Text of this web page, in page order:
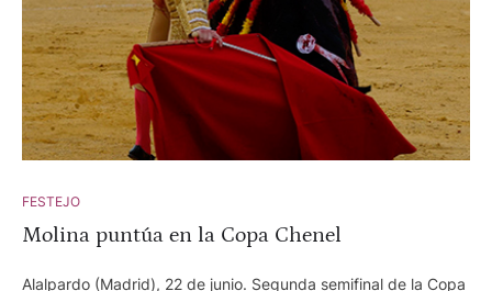
FESTEJO
Molina puntúa en la Copa Chenel
Alalpardo (Madrid), 22 de junio. Segunda semifinal de la Copa